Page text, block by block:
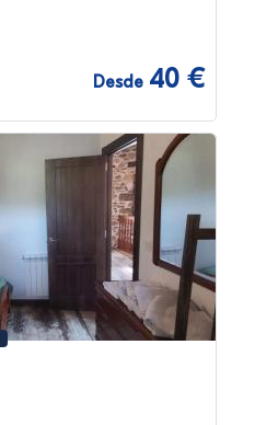
Desde 40 €